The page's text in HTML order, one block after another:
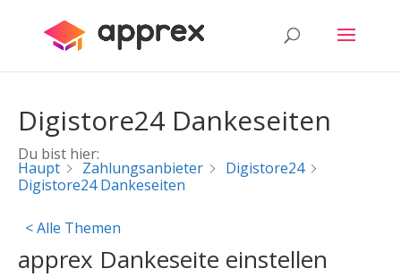
Digistore24 Dankeseiten
Du bist hier:
Haupt Zahlungsanbieter
Digistore24
Digistore24 Dankeseiten
< Alle Themen
apprex Dankeseite einstellen